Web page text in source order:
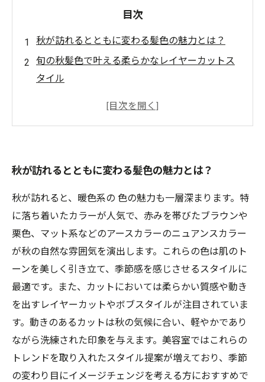
目次
秋が訪れるとともに変わる髪色の魅力とは？
旬の秋髪色で叶える柔らかなレイヤーカットス
タイル
赤みブラウンやマット系カラーで演出する秋ら
美容室で実現！季節感を活かした旬スタイルの
完成形
秋の髪色トレンドだけじゃない！似合わせカッ
トの重要性
新しい季節、新しい私へ。秋スタイルで魅力的
にイメージチェンジ
秋が訪れるとともに変わる髪色の魅力とは？
秋が訪れると、暖色系の 色の魅力も一層深まります。特
に落ち着いたカラーが人気で、赤みを帯びたブラウンや
栗色、マット系などのアースカラーのニュアンスカラー
が秋の自然な雰囲気を演出します。これらの色は肌のト
ーンを美しく引き立て、季節感を感じさせるスタイルに
最適です。また、カットにおいては柔らかい質感や動き
を出すレイヤーカットやボブスタイルが注目されていま
す。動きのあるカットは秋の気候に合い、軽やかであり
ながら洗練された印象を与えます。美容室ではこれらの
トレンドを取り入れたスタイル提案が増えており、季節
の変わり目にイメージチェンジを考える方におすすめで